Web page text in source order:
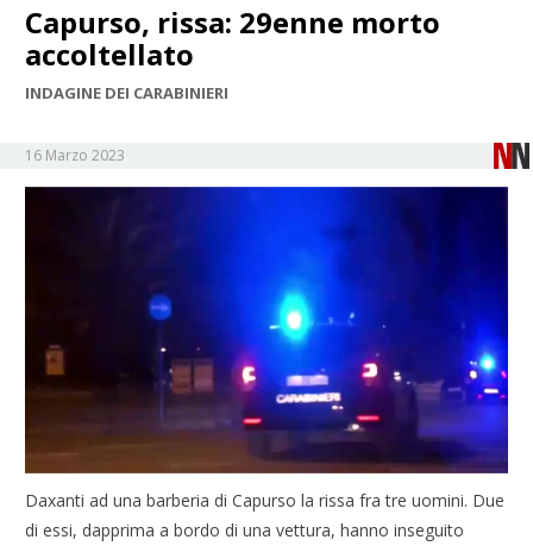
Capurso, rissa: 29enne morto
accoltellato
INDAGINE DEI CARABINIERI
16 Marzo 2023
Daxanti ad una barberia di Capurso la rissa fra tre uomini. Due
di essi, dapprima a bordo di una vettura, hanno inseguito